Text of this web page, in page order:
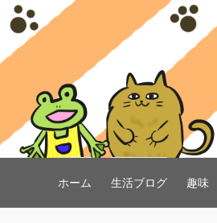
ホーム 生活ブログ 趣味